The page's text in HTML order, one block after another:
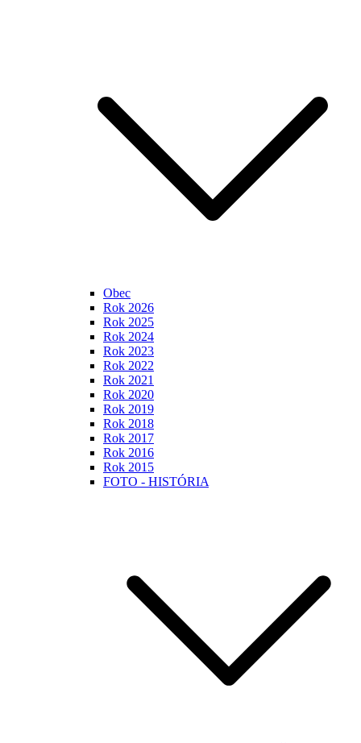
Obec
Rok 2026
Rok 2025
Rok 2024
Rok 2023
Rok 2022
Rok 2021
Rok 2020
Rok 2019
Rok 2018
Rok 2017
Rok 2016
Rok 2015
FOTO - HISTÓRIA